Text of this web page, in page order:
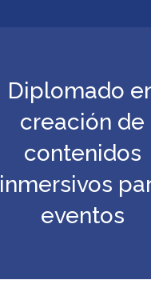
Diplomado
creación de
contenidos
inmersivos
eventos